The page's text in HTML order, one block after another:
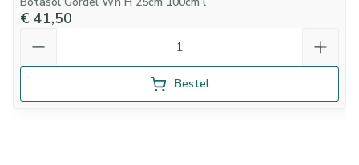
€ 41,50
Bestel